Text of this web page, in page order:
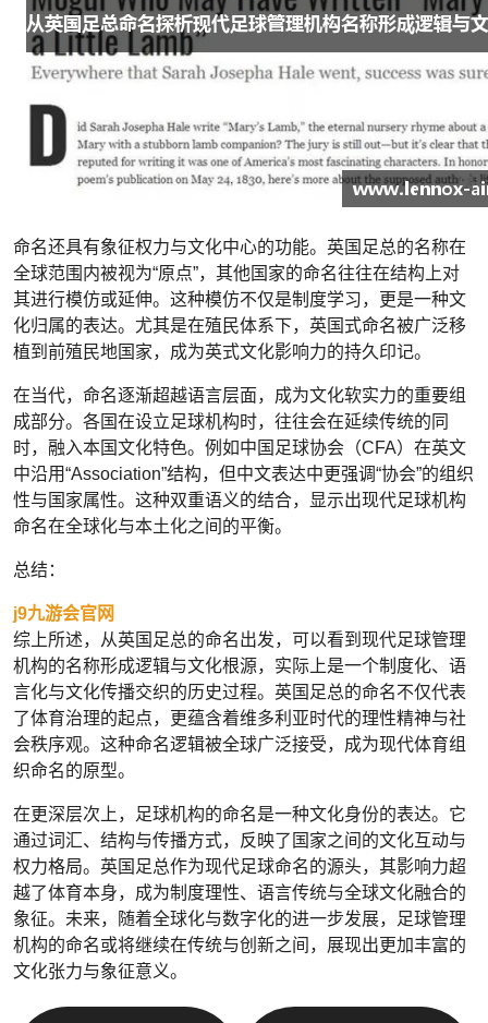
命名还具有象征权力与文化中心的功能。英国足总的名称在
全球范围内被视为“原点”，其他国家的命名往往在结构上对
其进行模仿或延伸。这种模仿不仅是制度学习，更是一种文
化归属的表达。尤其是在殖民体系下，英国式命名被广泛移
植到前殖民地国家，成为英式文化影响力的持久印记。
在当代，命名逐渐超越语言层面，成为文化软实力的重要组
成部分。各国在设立足球机构时，往往会在延续传统的同
时，融入本国文化特色。例如中国足球协会（CFA）在英文
中沿用“Association”结构，但中文表达中更强调“协会”的组织
性与国家属性。这种双重语义的结合，显示出现代足球机构
命名在全球化与本土化之间的平衡。
总结：
j9九游会官网
综上所述，从英国足总的命名出发，可以看到现代足球管理
机构的名称形成逻辑与文化根源，实际上是一个制度化、语
言化与文化传播交织的历史过程。英国足总的命名不仅代表
了体育治理的起点，更蕴含着维多利亚时代的理性精神与社
会秩序观。这种命名逻辑被全球广泛接受，成为现代体育组
织命名的原型。
在更深层次上，足球机构的命名是一种文化身份的表达。它
通过词汇、结构与传播方式，反映了国家之间的文化互动与
权力格局。英国足总作为现代足球命名的源头，其影响力超
越了体育本身，成为制度理性、语言传统与全球文化融合的
象征。未来，随着全球化与数字化的进一步发展，足球管理
机构的命名或将继续在传统与创新之间，展现出更加丰富的
文化张力与象征意义。